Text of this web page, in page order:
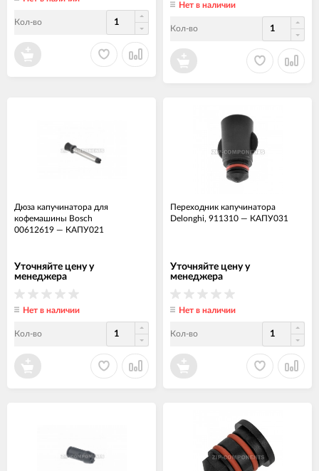
Кол-во
Нет в наличии
Кол-во
Дюза капучинатора для
кофемашины Bosch
00612619 — КАПУ021
Уточняйте цену у
менеджера
Нет в наличии
Кол-во
Переходник капучинатора
Delonghi, 911310 — КАПУ031
Уточняйте цену у
менеджера
Нет в наличии
Кол-во